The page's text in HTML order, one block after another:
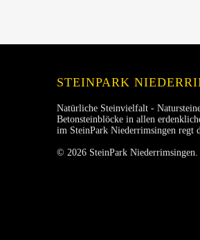
STEINPARK
Natürliche Steinvielfalt -
Betonsteinblöcke in allen
im SteinPark Niederrimsingen regt
© 2026 SteinPark Niederrimsingen.